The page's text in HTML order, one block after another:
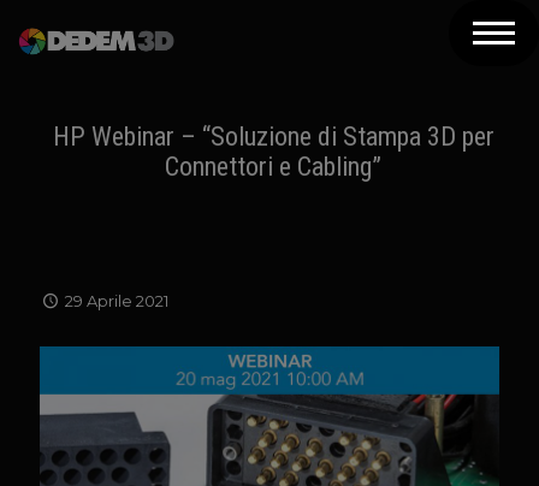
Prodotti
Soluzioni 3D
Assistenza
Contatti
Newsletter
HP Webinar – “Soluzione di Stampa 3D per
Connettori e Cabling”
29 Aprile 2021